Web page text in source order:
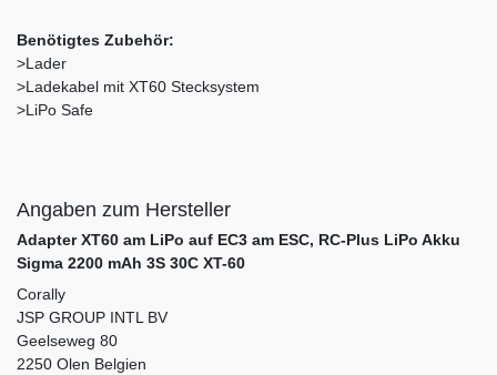
Benötigtes Zubehör:
>Lader
>Ladekabel mit XT60 Stecksystem
>LiPo Safe
Angaben zum Hersteller
Adapter XT60 am LiPo auf EC3 am ESC, RC-Plus LiPo Akku
Sigma 2200 mAh 3S 30C XT-60
Corally
JSP GROUP INTL BV
Geelseweg 80
2250 Olen Belgien